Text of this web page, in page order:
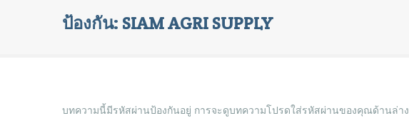
ป้องกัน: SIAM AGRI SUPPLY
บทความนี้มีรหัสผ่านป้องกันอยู่ การจะดูบทความโปรดใส่รหัสผ่านของคุณด้านล่าง